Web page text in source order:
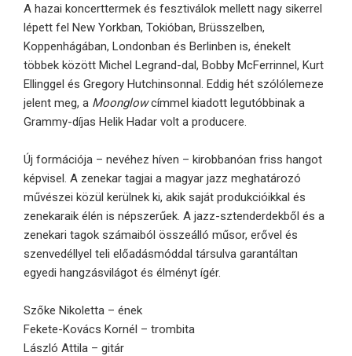
A hazai koncerttermek és fesztiválok mellett nagy sikerrel
lépett fel New Yorkban, Tokióban, Brüsszelben,
Koppenhágában, Londonban és Berlinben is, énekelt
többek között Michel Legrand-dal, Bobby McFerrinnel, Kurt
Ellinggel és Gregory Hutchinsonnal. Eddig hét szólólemeze
jelent meg, a Moonglowcímmel kiadott legutóbbinak a
Grammy-díjas Helik Hadar volt a producere.
Új formációja – nevéhez híven – kirobbanóan friss hangot
képvisel. A zenekar tagjai a magyar jazz meghatározó
művészei közül kerülnek ki, akik saját produkcióikkal és
zenekaraik élén is népszerűek. A jazz-sztenderdekből és a
zenekari tagok számaiból összeálló műsor, erővel és
szenvedéllyel teli előadásmóddal társulva garantáltan
egyedi hangzásvilágot és élményt ígér.
Szőke Nikoletta – ének
Fekete-Kovács Kornél – trombita
László Attila – gitár